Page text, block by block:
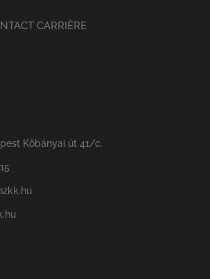
CARRIÈRE
Kőbányai út 41/c.